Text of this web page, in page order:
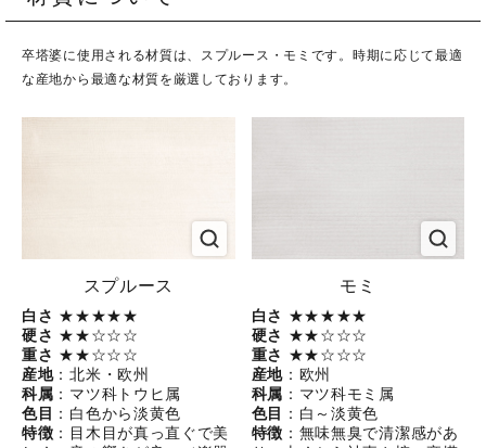
卒塔婆に使用される材質は、スプルース・モミです。時期に応じて最適
な産地から最適な材質を厳選しております。
スプルース
白さ ★★★★★
硬さ ★★☆☆☆
重さ ★★☆☆☆
産地：北米・欧州
科属 ：マツ科トウヒ属
色目 ：白色から淡黄色
特徴 ：目木目が真っ直ぐで美
モミ
白さ ★★★★★
硬さ ★★☆☆☆
重さ ★★☆☆☆
産地：欧州
科属 ：マツ科モミ属
色目
：白～淡黄色
特徴 ：無味無臭で清潔感があ